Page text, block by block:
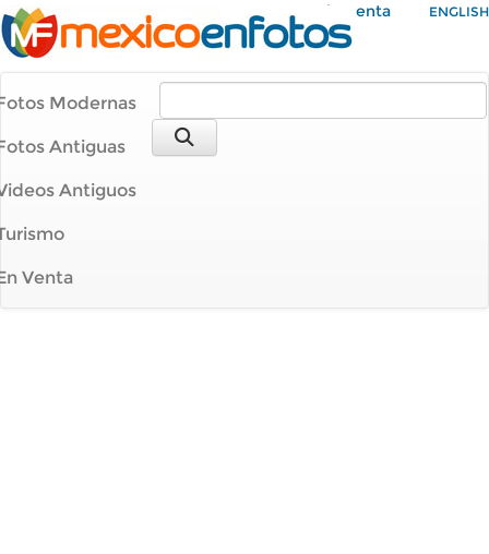
Mi Cuenta ENGLISH
Modernas
Antiguas
Antiguos
Venta